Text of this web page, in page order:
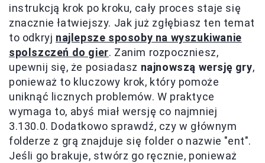
instrukcją krok po kroku, cały proces staje się
znacznie łatwiejszy. Jak już zgłębiasz ten temat
to odkryj najlepsze sposoby na wyszukiwanie
spolszczeń do gier. Zanim rozpoczniesz,
upewnij się, że posiadasz najnowszą wersję gry,
ponieważ to kluczowy krok, który pomoże
uniknąć licznych problemów. W praktyce
wymaga to, abyś miał wersję co najmniej
3.130.0. Dodatkowo sprawdź, czy w głównym
folderze z grą znajduje się folder o nazwie "ent".
Jeśli go brakuje, stwórz go ręcznie, ponieważ